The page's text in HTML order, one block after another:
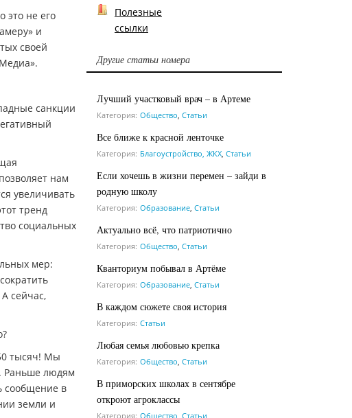
это не его
и
своей
санкции
нам
увеличивать
тренд
социальных
мер:
сейчас,
тысяч! Мы
Раньше людям
сообщение в
земли и
Полезные
ссылки
Другие статьи номера
Лучший участковый врач – в Артеме
Категория: Общество Статьи
Все ближе к красной ленточке
Категория: Благоустройство, ЖКХ Статьи
Если хочешь в жизни перемен – зайди в
родную школу
Категория: Образование Статьи
Актуально всё, что патриотично
Категория: Общество Статьи
Кванториум побывал в Артёме
Категория: Образование Статьи
В каждом сюжете своя история
Категория: Статьи
Любая семья любовью крепка
Категория: Общество Статьи
В приморских школах в сентябре
откроют агроклассы
Категория: Общество Статьи